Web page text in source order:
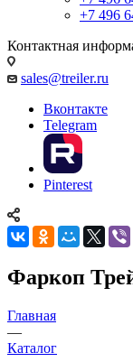
+7 496
Контактная
sales@treiler.ru
Вконтакте
Telegram
Pinterest
Фаркоп
Главная
—
Каталог